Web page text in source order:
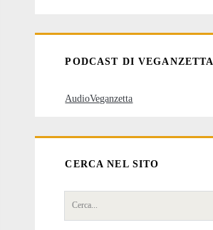
PODCAST DI VEGANZETTA
AudioVeganzetta
CERCA NEL SITO
Cerca
per: